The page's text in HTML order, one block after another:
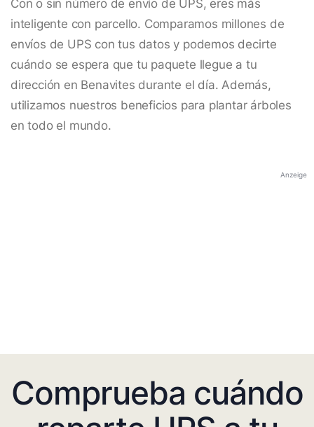
Con o sin número de envío de UPS, eres más
inteligente con parcello. Comparamos millones de
envíos de UPS con tus datos y podemos decirte
cuándo se espera que tu paquete llegue a tu
dirección en Benavites durante el día. Además,
utilizamos nuestros beneficios para plantar árboles
en todo el mundo.
Anzeige
Comprueba cuándo